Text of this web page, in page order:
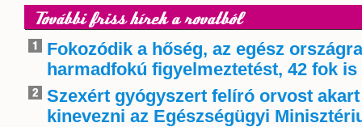
További friss hírek a rovatból
Fokozódik a hőség, az egész
harmadfokú figyelmeztetést, 42 fok is
Szexért gyógyszert felíró orvost
kinevezni az Egészségügyi